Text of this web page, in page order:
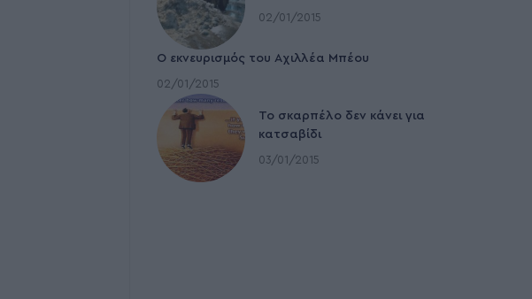
02/01/2015
Ο εκνευρισμός του Αχιλλέα Μπέου
02/01/2015
To σκαρπέλο δεν κάνει για
κατσαβίδι
03/01/2015